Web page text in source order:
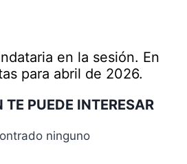
en la sesión. En
para abril de 2026.
TE PUEDE INTERESAR
ninguno